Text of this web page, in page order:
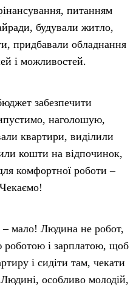
питанням
будували житло,
придбавали обладнання
і можливостей.
забезпечити
наголошую,
квартири, виділили
кошти на відпочинок,
комфортної роботи –
– мало! Людина не робот,
і зарплатою, щоб
і сидіти там, чекати
особливо молодій,